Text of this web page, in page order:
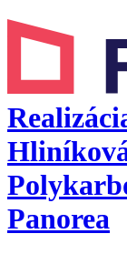
Panorea